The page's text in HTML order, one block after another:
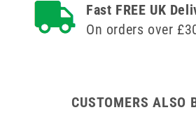
Urosid
Latex
Latex
Tiemann
Fast FREE UK
On orders over
CUSTOMERS ALSO